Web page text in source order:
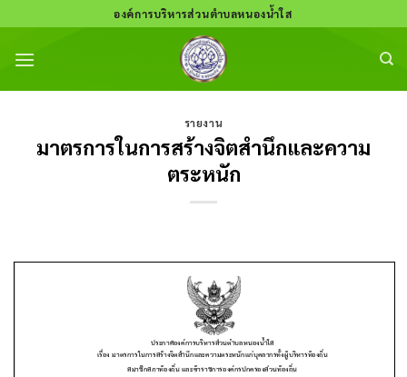
to
content
องค์การบริหารส่วนตำบลหนองน้ำใส
รายงาน
มาตรการในการสร้างจิตสำนึกและความ
ตระหนัก